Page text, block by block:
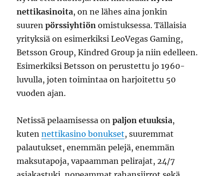
nettikasinoita, on ne lähes aina jonkin
suurenpörssiyhtiönomistuksessa. Tällaisia
yrityksiä on esimerkiksi LeoVegas Gaming,
Betsson Group, Kindred Group ja niin edelleen.
Esimerkiksi Betsson on perustettu jo 1960-
luvulla, joten toimintaa on harjoitettu 50
vuoden ajan.
Netissä pelaamisessa onpaljon etuuksia,
kutennettikasino bonukset, suuremmat
palautukset, enemmän pelejä, enemmän
maksutapoja, vapaamman pelirajat, 24/7